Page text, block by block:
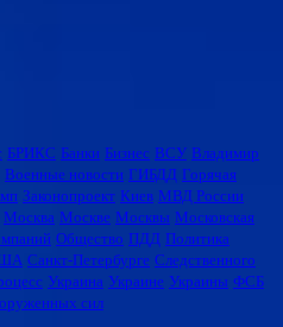
БРИКС Банки Бизнес ВСУ Владимир
Военные новости ГИБДД Горячая
Законопроект Киев МВД России
Москва Москве Москвы Московская
Общество ПДД Политика
Санкт-Петербурге Следственного
Украина Украине Украины ФСБ
сил